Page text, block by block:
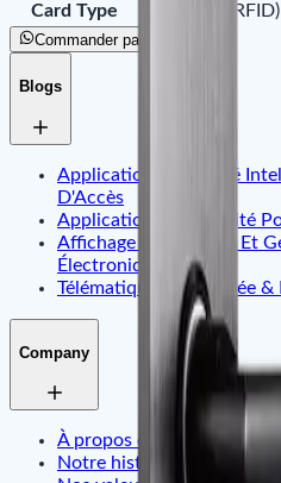
Card Type ISO14443
Commander par WhatsApp
Blogs
Application D'Identité
D'Accès
Application De Sécurité
Affichage Dynamique Et
Électronique
Télématique Embarquée
Company
À propos de nous
Notre historique